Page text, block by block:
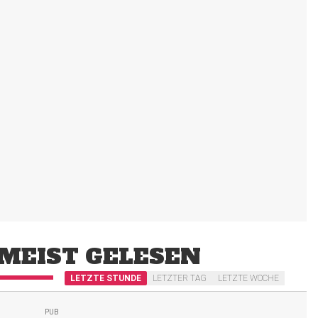
GELESEN
LETZTE STUNDE LETZTER TAG LETZTE WOCHE